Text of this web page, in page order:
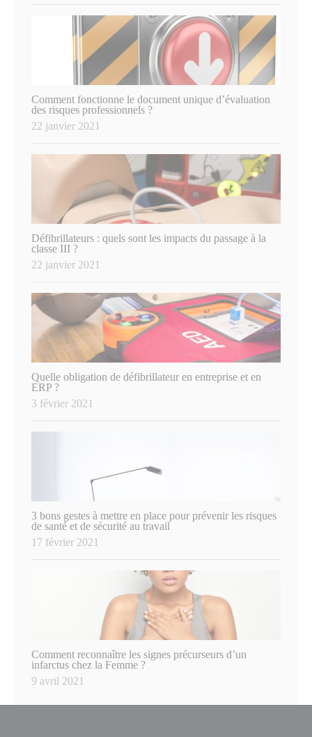
Comment fonctionne le document unique d’évaluation
des risques professionnels ?
22 janvier 2021
Défibrillateurs : quels sont les impacts du passage à la
classe III ?
22 janvier 2021
Quelle obligation de défibrillateur en entreprise et en
ERP ?
3 février 2021
3 bons gestes à mettre en place pour prévenir les risques
de santé et de sécurité au travail
17 février 2021
Comment reconnaître les signes précurseurs d’un
infarctus chez la Femme ?
9 avril 2021